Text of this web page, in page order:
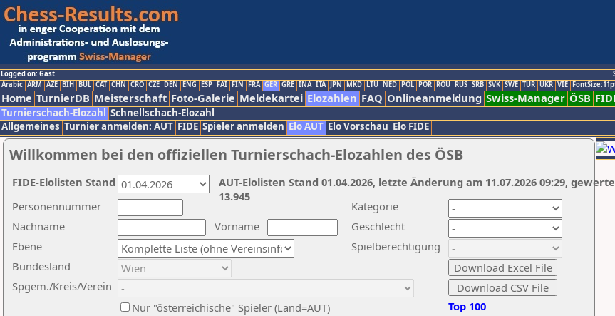
Logged on: Gast
Arabic ARM AZE BIH BUL CAT CHN CRO CZE DEN ENG ESP FAI FIN FRA GER GRE INA ITA JPN MKD LTU NED POL POR ROU RUS SRB SVK SWE TUR UKR VIE
Home TurnierDB Meisterschaft Foto-Galerie Meldekartei Elozahlen FAQ Onlineanmeldung Swiss-Manager ÖSB
Turnierschach-Elozahl Schnellschach-Elozahl
Allgemeines Turnier anmelden: AUT FIDE Spieler anmelden Elo AUT Elo Vorschau Elo FIDE
Willkommen bei den offiziellen Turnierschach-Elozahlen des ÖSB
Nachname
Vorname
Ebene
Kategorie
Personennummer
Bundesland
Spgem./Kreis/Verein
Geschlecht
Nur "österreichische" Spieler (Land=AUT)
Spielberechtigung
Top 100
AUT-Elolisten Stand 01.04.2026, letzte Änderung am 11.07.2026 09:29,
13.945
FIDE-Elolisten Stand